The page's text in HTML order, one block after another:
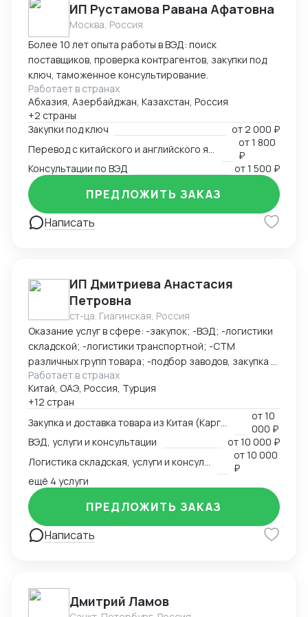
ИП Рустамова Равана Афатовна
Москва, Россия
Более 10 лет опыта работы в ВЭД: поиск
поставщиков, проверка контрагентов, закупки под
ключ, таможенное консультирование.
Работает в странах
Абхазия, Азербайджан, Казахстан, Россия
+2 страны
Закупки под ключ
от2 000 ₽
от1 800
₽
Консультации по ВЭД
от1 500 ₽
Написать
ПРЕДЛОЖИТЬ ЗАКАЗ
ИП Дмитриева Анастасия
Петровна
ст-ца. Гиагинская, Россия
Оказание услуг в сфере: -закупок; -ВЭД; -логистики
складской; -логистики транспортной; -СТМ
различных групп товара; -подбор заводов, закупка и
доставка товара из Китая (КАРГО и Белый ввоз)
Страны с которыми работаю по сей день: Европа,
США, ОАЭ, Турция, Китай, СНГ
Работает в странах
Китай, ОАЭ, Россия, Турция
+12 стран
от10
000 ₽
ВЭД, услуги и консультации
от10 000 ₽
от10 000
₽
ещё 4 услуги
Написать
ПРЕДЛОЖИТЬ ЗАКАЗ
Дмитрий Ламов